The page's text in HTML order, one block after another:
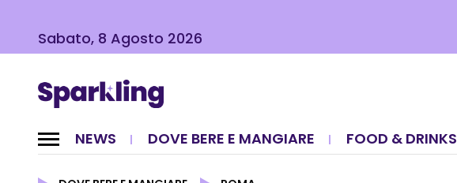
Sabato, 8 Agosto 2026
NEWS DOVE BERE E MANGIARE FOOD & DRINKS